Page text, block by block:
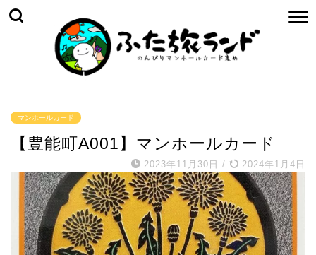
マンホールカード
【豊能町A001】マンホールカード
2023年11月30日 / 2024年1月4日